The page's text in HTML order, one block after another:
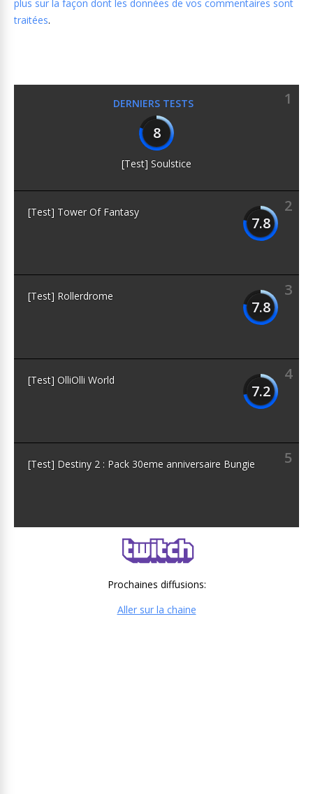
plus sur la façon dont les données de vos commentaires sont
traitées.
DERNIERS TESTS
1
8
[Test] Soulstice
2
7.8
[Test] Tower Of Fantasy
3
7.8
[Test] Rollerdrome
4
7.2
[Test] OlliOlli World
5
[Test] Destiny 2 : Pack 30eme anniversaire Bungie
Prochaines diffusions:
Aller sur la chaine